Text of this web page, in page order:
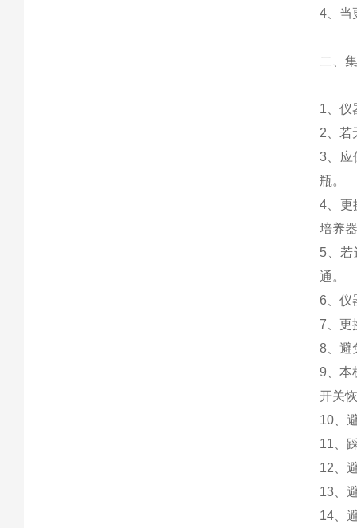
4、当
二、
1、仪
2、若
3、应
瓶。
4、更
培养
5、若
通。
6、仪
7、更
8、避
9、本
开关
10、
11、
12、
13、
14、